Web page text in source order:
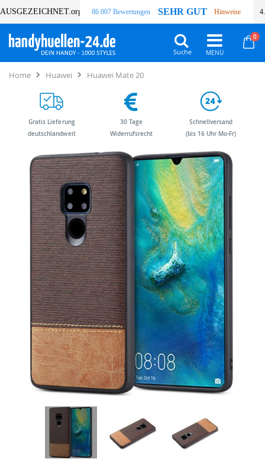
AUSGEZEICHNET.org 86.007 Bewertungen SEHR GUT Hinweise
0
Suche
Home Huawei Huawei Mate 20
Bildergalerie
springen
Anfang
Bildergalerie
springen
Gratis Lieferung
deutschlandweit
30 Tage
Widerrufsrecht
Schnellversand
(bis 16 Uhr Mo-Fr)